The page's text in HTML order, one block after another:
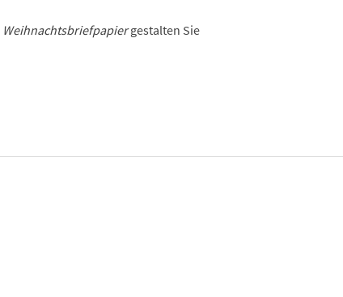
Weihnachtsbriefpapiergestalten Sie